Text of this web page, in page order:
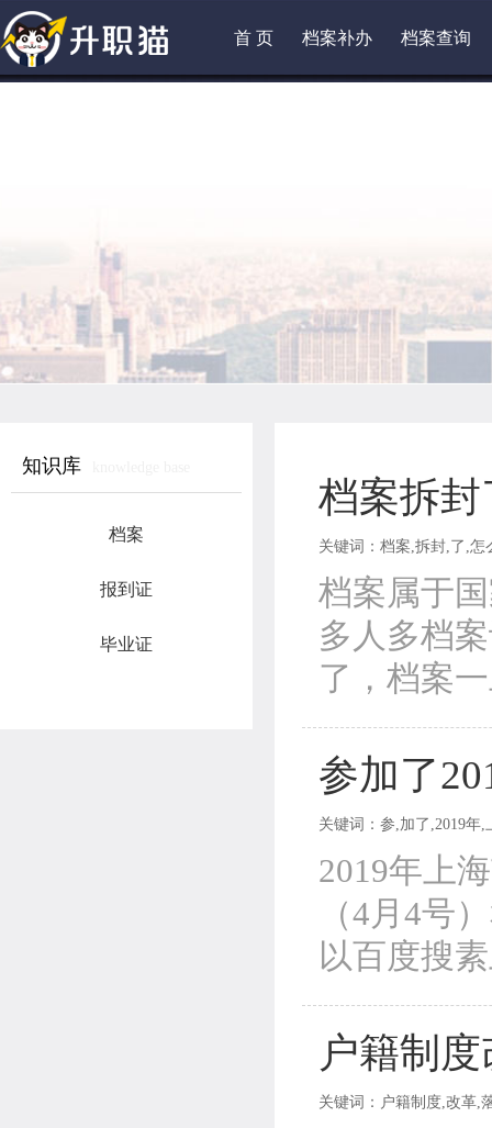
首 页 档案补办 档案查询
知识库
档案
报到证
毕业证
档案拆
关键词：档案,拆封,了,
档案属于
多人多档
了，档案
参加了
关键词：参,加了,2019年
2019年上
（4月4号
以百度搜
户籍制
关键词：户籍制度,改革,